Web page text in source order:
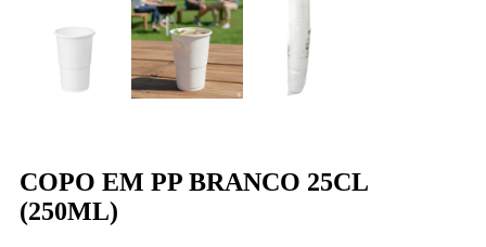
COPO EM PP BRANCO 25CL
(250ML)